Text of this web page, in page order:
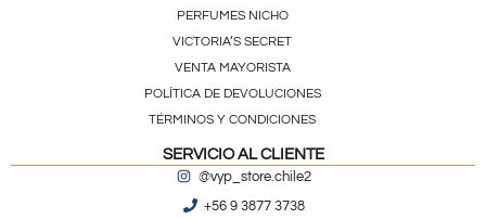
PERFUMES NICHO
VICTORIA’S SECRET
VENTA MAYORISTA
POLÍTICA DE DEVOLUCIONES
TÉRMINOS Y CONDICIONES
SERVICIO AL CLIENTE
@vyp_store.chile2
+56 9 3877 3738